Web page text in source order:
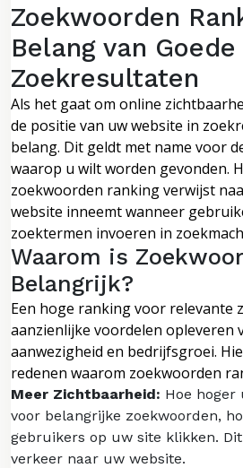
Zoekwoorden
Belang van
Zoekresultaten
Als het gaat om online
de positie van uw website in
belang. Dit geldt met name voor
waarop u wilt worden gevonden.
zoekwoorden ranking verwijst
website inneemt wanneer
zoektermen invoeren in
Waarom is
Belangrijk?
Een hoge ranking voor relevante
aanzienlijke voordelen opleveren
aanwezigheid en bedrijfsgroei.
redenen waarom zoekwoorden
Meer Zichtbaarheid: Hoe
voor belangrijke zoekwoorden,
gebruikers op uw site klikken.
verkeer naar uw website.